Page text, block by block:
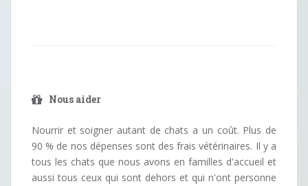
Nous aider
Nourrir et soigner autant de chats a un coût. Plus de
90 % de nos dépenses sont des frais vétérinaires. Il y a
tous les chats que nous avons en familles d'accueil et
aussi tous ceux qui sont dehors et qui n'ont personne